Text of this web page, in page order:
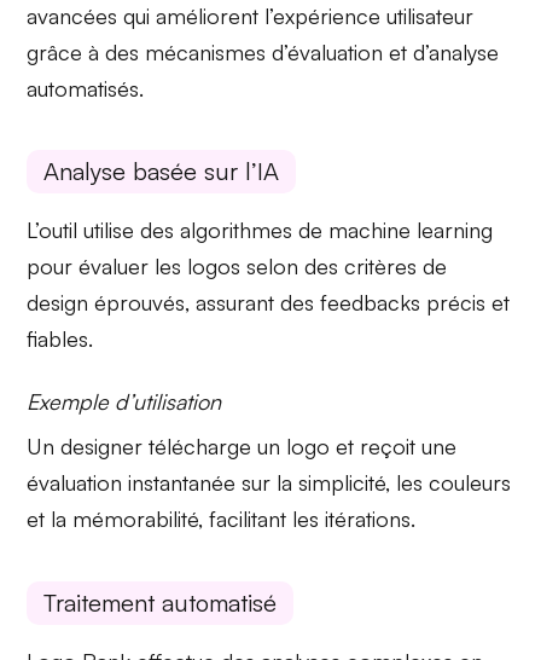
avancées qui améliorent l’expérience utilisateur
grâce à des mécanismes d’évaluation et d’analyse
automatisés.
Analyse basée sur l’IA
L’outil utilise desalgorithmes de machine learning
pour évaluer les logos selon des critères de
design éprouvés, assurant des feedbacks précis et
fiables.
Exemple d’utilisation
Un designer télécharge un logo et reçoit une
évaluation instantanée sur la simplicité, les couleurs
et la mémorabilité, facilitant les itérations.
Traitement automatisé